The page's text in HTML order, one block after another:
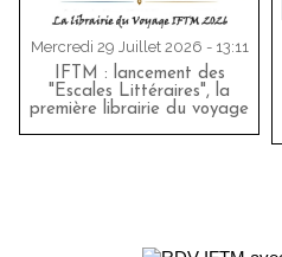
Mercredi 29 Juillet 2026 - 13:11
IFTM : lancement des
"Escales Littéraires", la
première librairie du voyage